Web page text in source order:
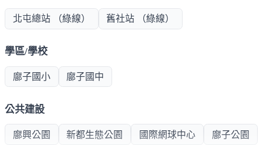
北屯總站 （綠線） 舊社站 （綠線）
學區/學校
廍子國小 廍子國中
公共建設
廍興公園 新都生態公園 國際網球中心 廍子公園